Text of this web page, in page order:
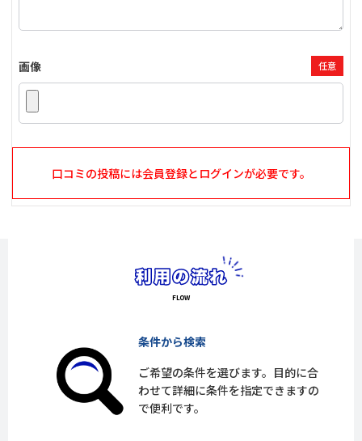
画像 任意
口コミの投稿には会員登録とログインが必要です。
条件から検索
ご希望の条件を選びます。目的に合
わせて詳細に条件を指定できますの
で便利です。